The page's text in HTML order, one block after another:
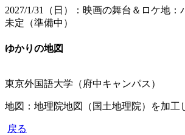
2027/1/31（日）：映画の舞台＆ロケ地：
未定（準備中）
ゆかりの地図
東京外国語大学（府中キャンパス）
地図：地理院地図（国土地理院）を加工
戻る